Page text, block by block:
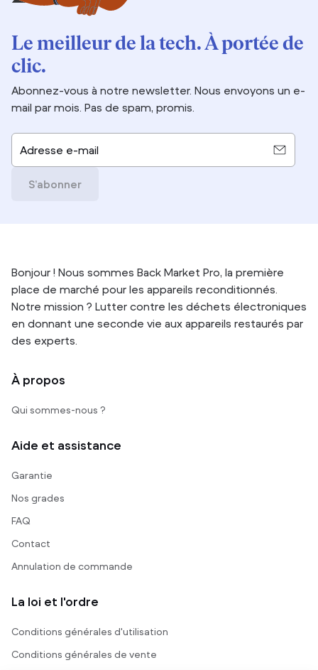
Le meilleur de la tech. À portée de
clic.
Abonnez-vous à notre newsletter. Nous envoyons un e-
mail par mois. Pas de spam, promis.
Adresse e-mail
S’abonner
Bonjour ! Nous sommes Back Market Pro, la première
place de marché pour les appareils reconditionnés.
Notre mission ? Lutter contre les déchets électroniques
en donnant une seconde vie aux appareils restaurés par
des experts.
À propos
Qui sommes-nous ?
Aide et assistance
Garantie
Nos grades
FAQ
Contact
Annulation de commande
La loi et l'ordre
Conditions générales d'utilisation
Conditions générales de vente